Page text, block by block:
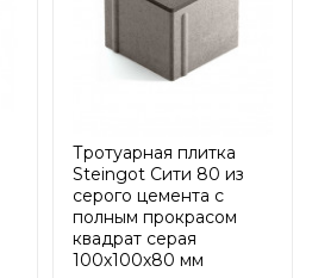
Тротуарная плитка
Steingot Сити 80 из
серого цемента с
полным прокрасом
квадрат серая
100х100х80 мм